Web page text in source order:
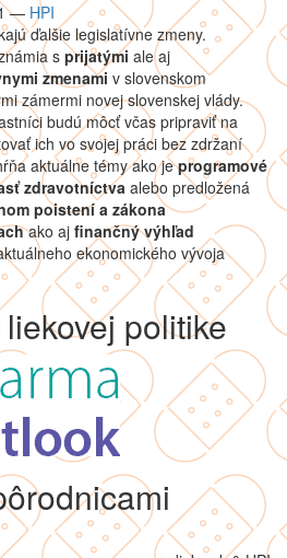
— HPI
ďalšie legislatívne zmeny.
s prijatými ale aj
zmenami v slovenskom
zámermi novej slovenskej vlády.
budú môcť včas pripraviť na
ich vo svojej práci bez zdržaní
aktuálne témy ako jeprogramové
zdravotníctva alebo predložená
poistení a zákona
ako aj finančný výhľad
ekonomického vývoja
politike